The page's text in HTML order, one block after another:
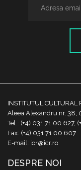
INSTITUTUL CULTURAL
Aleea Alexandru nr. 38,
Tel.: (+4) 031 71 00 627,
Fax: (+4) 031 71 00 607
E-mail: icr@icr.ro
DESPRE NOI